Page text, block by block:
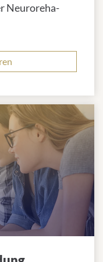
Neuroreha-